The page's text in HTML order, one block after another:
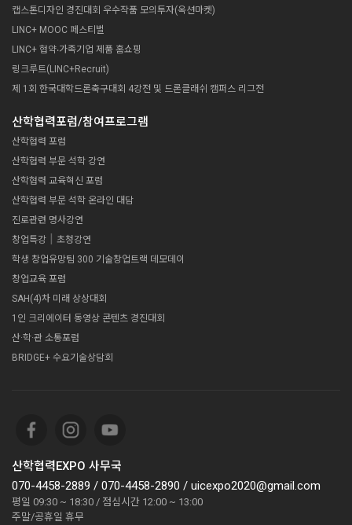
캡스톤디자인 경진대회 우수작품 모의투자(옥션마켓)
LINC+ MOOC 페스티벌
LINC+ 협약‧가족기업 제품 홈쇼핑
링크루트(LINC+Recruit)
제 1회 한국대학드론축구대회 4강전 및 드론클래쉬 캠퍼스 리그전
산학협력포럼/참여프로그램
산학협력 포럼
산학협력 부문 석학 강연
산학협력 교육혁신 포럼
산학협력 부문 석학 온라인 대담
진로관련 명사강연
창업특강 | 초청강연
학생 창업유망팀 300 기술창업트랙 데모데이
창업교육 포럼
SAH(4)차 미래 상상대회
1인 크리에이터 동영상 콘텐츠 경진대회
산·학·관 소통포럼
BRIDGE+ 수요기술상담회
산학협력EXPO 사무국
070-4458-2889 / 070-4458-2890 / uicexpo2020@gmail.com
평일 09:30 ~ 18:30 / 점심시간 12:00 ~ 13:00
주말/공휴일 휴무